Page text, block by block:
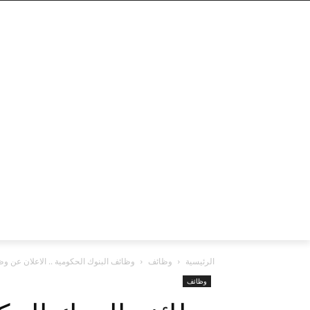
الرئيسية وظائف وظائف البنوك الحكومية .. الاعلان عن
وظائف